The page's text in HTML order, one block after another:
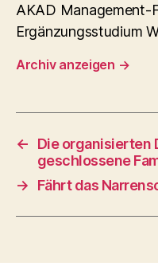
AKAD Management-
Ergänzungsstudium
Archiv anzeigen →
←
Die organisierten
geschlossene
→
Fährt das